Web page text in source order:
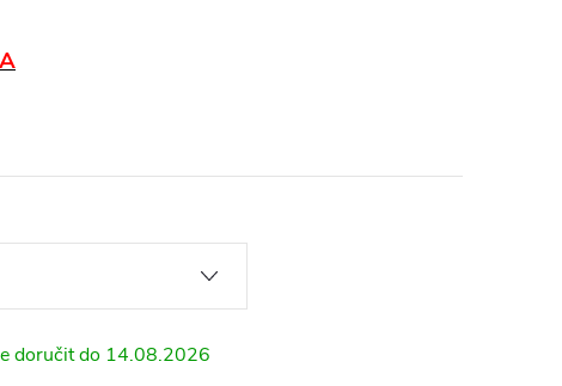
14.08.2026